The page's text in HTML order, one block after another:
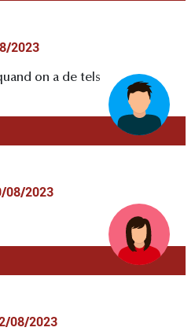
2023
on a de tels
08/2023
08/2023